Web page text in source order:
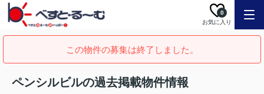
お気に入り
0
この物件の募集は終了しました。
ペンシルビルの過去掲載物件情報